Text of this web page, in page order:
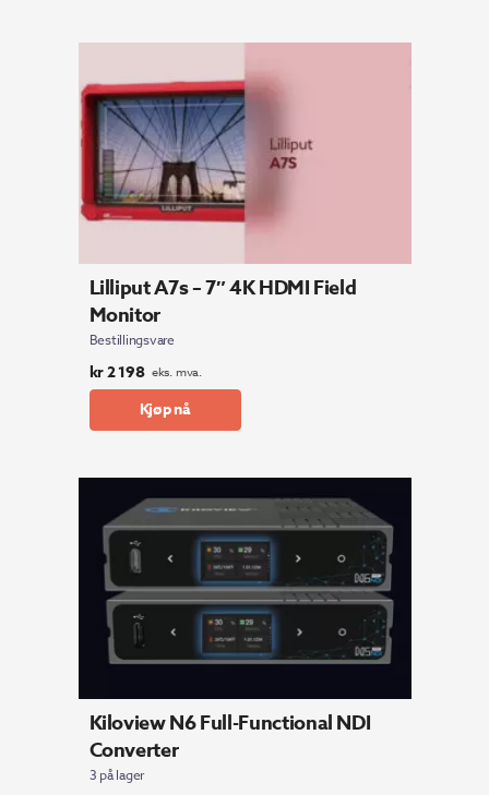
Lilliput A7s – 7″ 4K HDMI Field
Monitor
Bestillingsvare
kr2 198 eks. mva.
Kjøp nå
Kiloview N6 Full-Functional NDI
Converter
3 på lager